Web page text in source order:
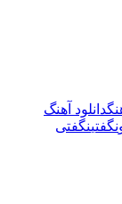
دانلود آهنگ
نگفتینگفتی